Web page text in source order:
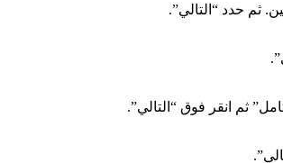
ثم حدد “التالي”.
ثم انقر فوق “التالي”.